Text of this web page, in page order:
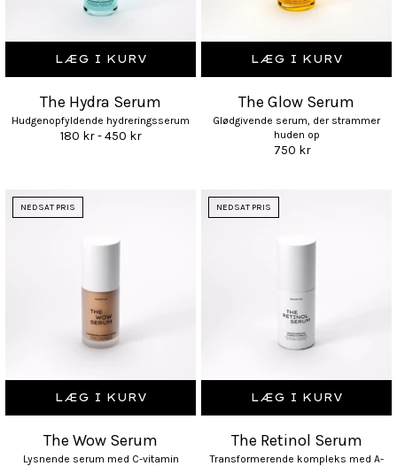
LÆG I KURV
The Hydra Serum
Hudgenopfyldende hydreringsserum
180 kr - 450 kr
LÆG I KURV
The Glow Serum
Glødgivende serum, der strammer
huden op
750 kr
LÆG I KURV
NEDSAT PRIS
The Wow Serum
Lysnende serum med C-vitamin
LÆG I KURV
NEDSAT PRIS
The Retinol Serum
Transformerende kompleks med A-